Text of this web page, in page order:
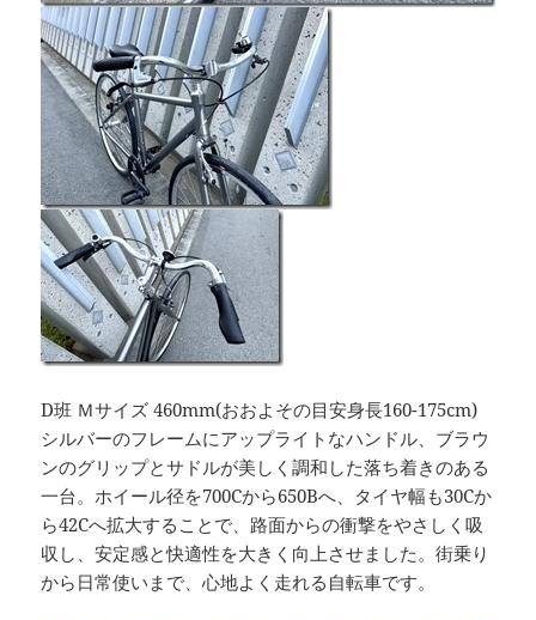
D班 Ｍサイズ 460mm(おおよその目安身長160-175cm)
シルバーのフレームにアップライトなハンドル、ブラウ
ンのグリップとサドルが美しく調和した落ち着きのある
一台。ホイール径を700Cから650Bへ、タイヤ幅も30Cか
ら42Cへ拡大することで、路面からの衝撃をやさしく吸
収し、安定感と快適性を大きく向上させました。街乗り
から日常使いまで、心地よく走れる自転車です。